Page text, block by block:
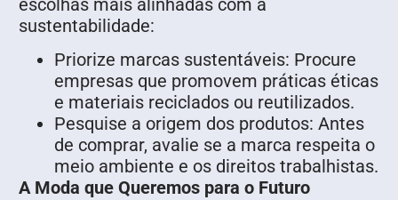
escolhas mais alinhadas com a
sustentabilidade:
Priorize marcas sustentáveis: Procure
empresas que promovem práticas éticas
e materiais reciclados ou reutilizados.
Pesquise a origem dos produtos: Antes
de comprar, avalie se a marca respeita o
meio ambiente e os direitos trabalhistas.
A Moda que Queremos para o Futuro